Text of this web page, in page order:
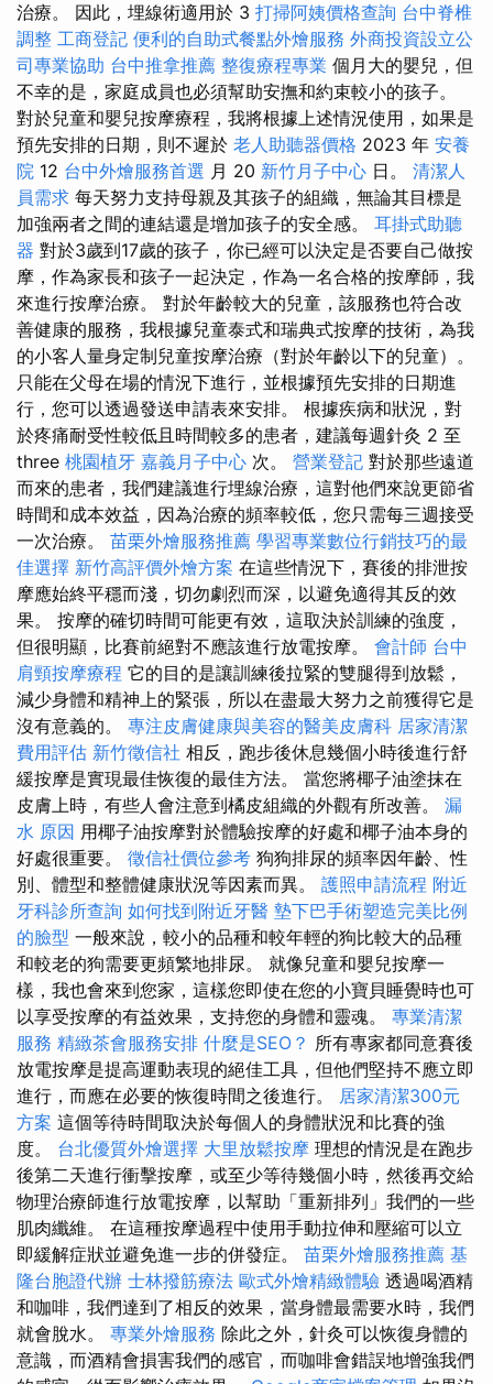
治療。 因此，埋線術適用於 3 打掃阿姨價格查詢 台中脊椎
調整 工商登記 便利的自助式餐點外燴服務 外商投資設立公
司專業協助 台中推拿推薦 整復療程專業 個月大的嬰兒，但
不幸的是，家庭成員也必須幫助安撫和約束較小的孩子。
對於兒童和嬰兒按摩療程，我將根據上述情況使用，如果是
預先安排的日期，則不遲於 老人助聽器價格 2023 年 安養
院 12 台中外燴服務首選 月 20 新竹月子中心 日。 清潔人
員需求 每天努力支持母親及其孩子的組織，無論其目標是
加強兩者之間的連結還是增加孩子的安全感。 耳掛式助聽
器 對於3歲到17歲的孩子，你已經可以決定是否要自己做按
摩，作為家長和孩子一起決定，作為一名合格的按摩師，我
來進行按摩治療。 對於年齡較大的兒童，該服務也符合改
善健康的服務，我根據兒童泰式和瑞典式按摩的技術，為我
的小客人量身定制兒童按摩治療（對於年齡以下的兒童）。
只能在父母在場的情況下進行，並根據預先安排的日期進
行，您可以透過發送申請表來安排。 根據疾病和狀況，對
於疼痛耐受性較低且時間較多的患者，建議每週針灸 2 至
three 桃園植牙 嘉義月子中心 次。 營業登記 對於那些遠道
而來的患者，我們建議進行埋線治療，這對他們來說更節省
時間和成本效益，因為治療的頻率較低，您只需每三週接受
一次治療。 苗栗外燴服務推薦 學習專業數位行銷技巧的最
佳選擇 新竹高評價外燴方案 在這些情況下，賽後的排泄按
摩應始終平穩而淺，切勿劇烈而深，以避免適得其反的效
果。 按摩的確切時間可能更有效，這取決於訓練的強度，
但很明顯，比賽前絕對不應該進行放電按摩。 會計師 台中
肩頸按摩療程 它的目的是讓訓練後拉緊的雙腿得到放鬆，
減少身體和精神上的緊張，所以在盡最大努力之前獲得它是
沒有意義的。 專注皮膚健康與美容的醫美皮膚科 居家清潔
費用評估 新竹徵信社 相反，跑步後休息幾個小時後進行舒
緩按摩是實現最佳恢復的最佳方法。 當您將椰子油塗抹在
皮膚上時，有些人會注意到橘皮組織的外觀有所改善。 漏
水 原因 用椰子油按摩對於體驗按摩的好處和椰子油本身的
好處很重要。 徵信社價位參考 狗狗排尿的頻率因年齡、性
別、體型和整體健康狀況等因素而異。 護照申請流程 附近
牙科診所查詢 如何找到附近牙醫 墊下巴手術塑造完美比例
的臉型 一般來說，較小的品種和較年輕的狗比較大的品種
和較老的狗需要更頻繁地排尿。 就像兒童和嬰兒按摩一
樣，我也會來到您家，這樣您即使在您的小寶貝睡覺時也可
以享受按摩的有益效果，支持您的身體和靈魂。 專業清潔
服務 精緻茶會服務安排 什麼是SEO？ 所有專家都同意賽後
放電按摩是提高運動表現的絕佳工具，但他們堅持不應立即
進行，而應在必要的恢復時間之後進行。 居家清潔300元
方案 這個等待時間取決於每個人的身體狀況和比賽的強
度。 台北優質外燴選擇 大里放鬆按摩 理想的情況是在跑步
後第二天進行衝擊按摩，或至少等待幾個小時，然後再交給
物理治療師進行放電按摩，以幫助「重新排列」我們的一些
肌肉纖維。 在這種按摩過程中使用手動拉伸和壓縮可以立
即緩解症狀並避免進一步的併發症。 苗栗外燴服務推薦 基
隆台胞證代辦 士林撥筋療法 歐式外燴精緻體驗 透過喝酒精
和咖啡，我們達到了相反的效果，當身體最需要水時，我們
就會脫水。 專業外燴服務 除此之外，針灸可以恢復身體的
意識，而酒精會損害我們的感官，而咖啡會錯誤地增強我們